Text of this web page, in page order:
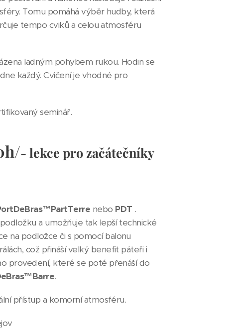
Tomu pomáhá výběr hudby, která
tempo cviků a celou atmosféru
ladným pohybem rukou. Hodin se
každý. Cvičení je vhodné pro
seminář.
- lekce pro začátečníky
nebo PDT .
a umožňuje tak lepší technické
na podložce či s pomocí balonu
což přináší velký benefit páteři i
provedení, které se poté přenáší do
.
přístup a komorní atmosféru.